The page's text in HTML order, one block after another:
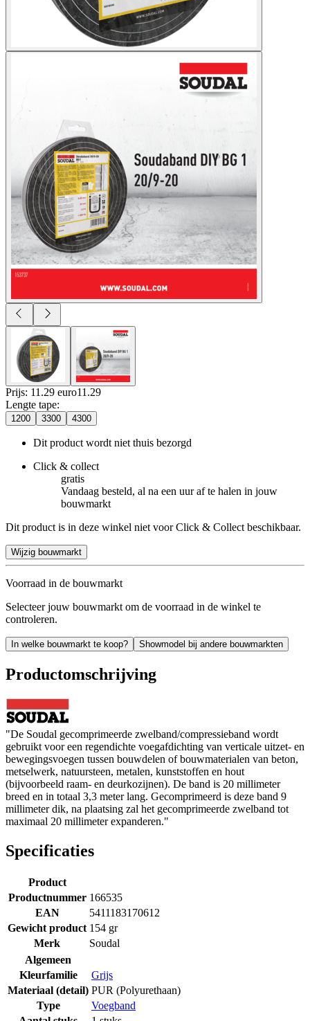
Prijs: 11.29 euro11 .29
Lengte tape:
1200 3300 4300
Dit product wordt niet thuis bezorgd
Click & collect
gratis
Vandaag besteld, al na een uur af te halen in jouw
bouwmarkt
Dit product is in deze winkel niet voor Click & Collect beschikbaar.
Wijzig bouwmarkt
Voorraad in de bouwmarkt
Selecteer jouw bouwmarkt om de voorraad in de winkel te
controleren.
In welke bouwmarkt te koop? Showmodel bij andere bouwmarkten
Productomschrijving
"De Soudal gecomprimeerde zwelband/compressieband wordt
gebruikt voor een regendichte voegafdichting van verticale uitzet- en
bewegingsvoegen tussen bouwdelen of bouwmaterialen van beton,
metselwerk, natuursteen, metalen, kunststoffen en hout
(bijvoorbeeld raam- en deurkozijnen). De band is 20 millimeter
breed en in totaal 3,3 meter lang. Gecomprimeerd is deze band 9
millimeter dik, na plaatsing zal het gecomprimeerde zwelband tot
maximaal 20 millimeter expanderen."
Specificaties
Product
Productnummer 166535
EAN
5411183170612
Gewicht product 154 gr
Merk
Soudal
Algemeen
Kleurfamilie
Grijs
Materiaal (detail) PUR (Polyurethaan)
Type
Voegband